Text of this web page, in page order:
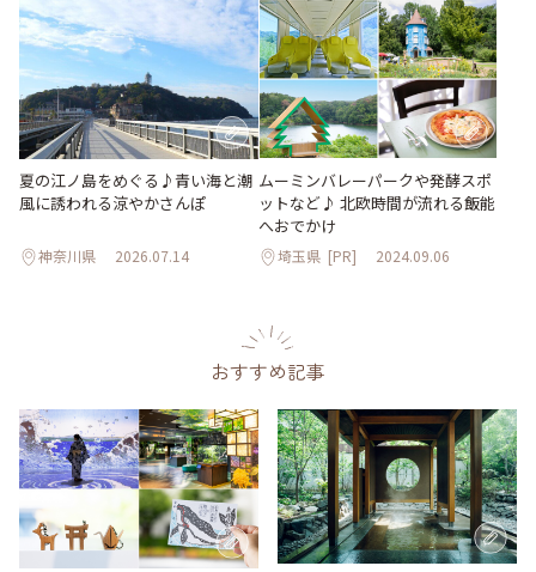
夏の江ノ島をめぐる♪青い海と潮
風に誘われる涼やかさんぽ
神奈川県 2026.07.14
ムーミンバレーパークや発酵スポ
ットなど♪ 北欧時間が流れる飯能
へおでかけ
埼玉県 [PR] 2024.09.06
おすすめ記事